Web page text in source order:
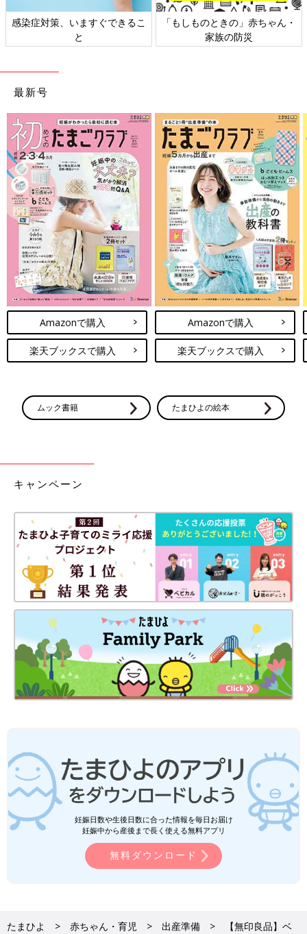
・
日本外来小児科学会リーフレッ
ト検討会
六星占術 細木かおりさんの
相談
最新号
Amazonで購入
楽天ブックスで購入
Amazonで購入
楽天ブックスで購入
ムック書籍 たまひよの絵本
キャンペーン
妊娠日数や生後日数に合った情報を毎日お届け
妊娠中から産後まで長く使える無料アプリ
無料ダウンロード
たまひよ 赤ちゃん・育児 出産準備
【無印良品】ベ